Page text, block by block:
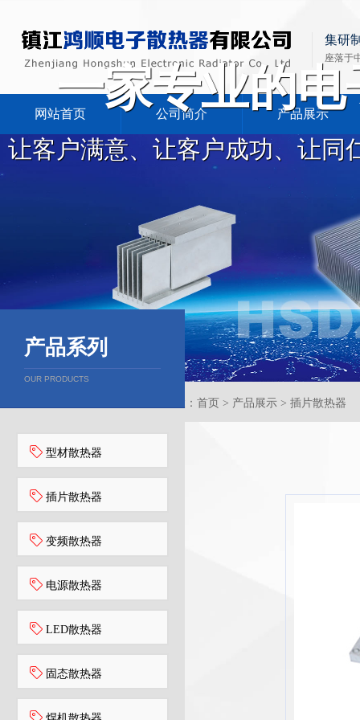
集研
座落于
网站首页 公司简介 产品展示
一家专业的
让客户满意、让客户成功、让同
当前位置：首页 > 产品展示 > 插片散热器
产品系列
OUR PRODUCTS
型材散热器
插片散热器
变频散热器
电源散热器
LED散热器
固态散热器